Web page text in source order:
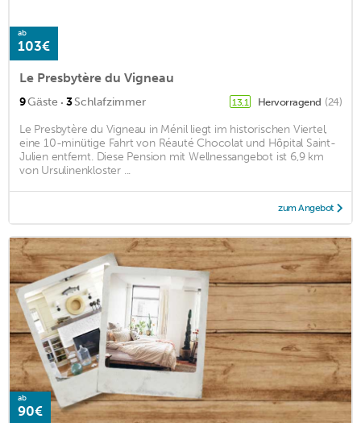
ab
103€
Le Presbytère du Vigneau
9Gäste · 3Schlafzimmer 13,1 Hervorragend (24)
Le Presbytère du Vigneau in Ménil liegt im historischen Viertel,
eine 10-minütige Fahrt von Réauté Chocolat und Hôpital Saint-
Julien entfernt. Diese Pension mit Wellnessangebot ist 6,9 km
von Ursulinenkloster ...
zum Angebot
ab
90€